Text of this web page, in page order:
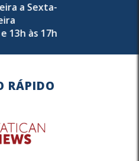
a Sexta-
13h às 17h
RÁPIDO